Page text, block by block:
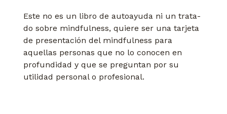
Este no es un libro de autoayuda ni un trata-
do sobre mindfulness, quiere ser una tarjeta
de presentación del mindfulness para
aquellas personas que no lo conocen en
profundidad y que se preguntan por su
utilidad personal o profesional.